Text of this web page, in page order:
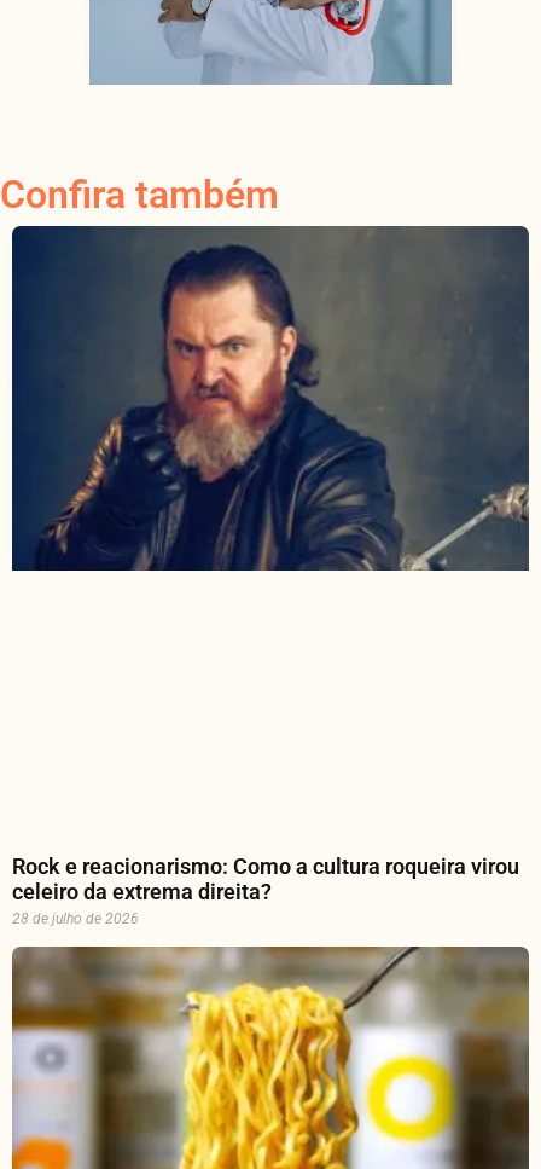
Confira também
Rock e reacionarismo: Como a cultura roqueira virou
celeiro da extrema direita?
28 de julho de 2026